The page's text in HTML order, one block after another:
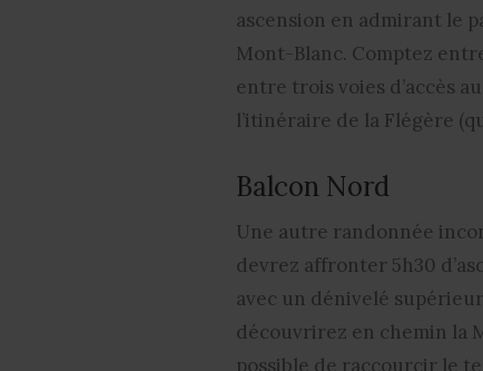
ascension en admirant le
Mont-Blanc. Comptez
entre trois voies d’accès
l’itinéraire de la Flégère
Balcon Nord
Une autre randonnée
devrez affronter 5h30
avec un dénivelé
découvrirez en chemin la
possible de raccourcir le